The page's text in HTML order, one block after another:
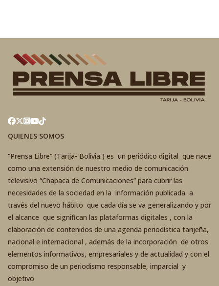
QUIENES SOMOS
“Prensa Libre” (Tarija- Bolivia ) es un periódico digital que nace
como una extensión de nuestro medio de comunicación
televisivo “Chapaca de Comunicaciones” para cubrir las
necesidades de la sociedad en la información publicada a
través del nuevo hábito que cada día se va generalizando y por
el alcance que significan las plataformas digitales , con la
elaboración de contenidos de una agenda periodística tarijeña,
nacional e internacional , además de la incorporación de otros
elementos informativos, empresariales y de actualidad y con el
compromiso de un periodismo responsable, imparcial y
objetivo